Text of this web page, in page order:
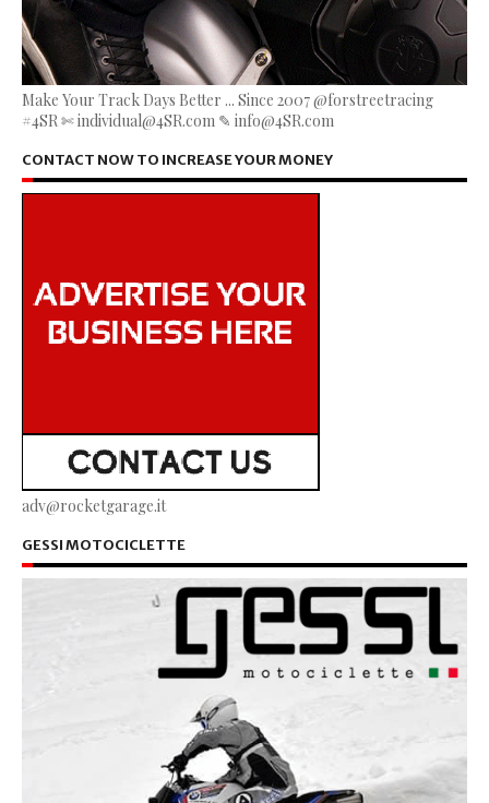
Make Your Track Days Better ... Since 2007 @forstreetracing
#4SR ✄ individual@4SR.com ✎ info@4SR.com
CONTACT NOW TO INCREASE YOUR MONEY
adv@rocketgarage.it
GESSI MOTOCICLETTE